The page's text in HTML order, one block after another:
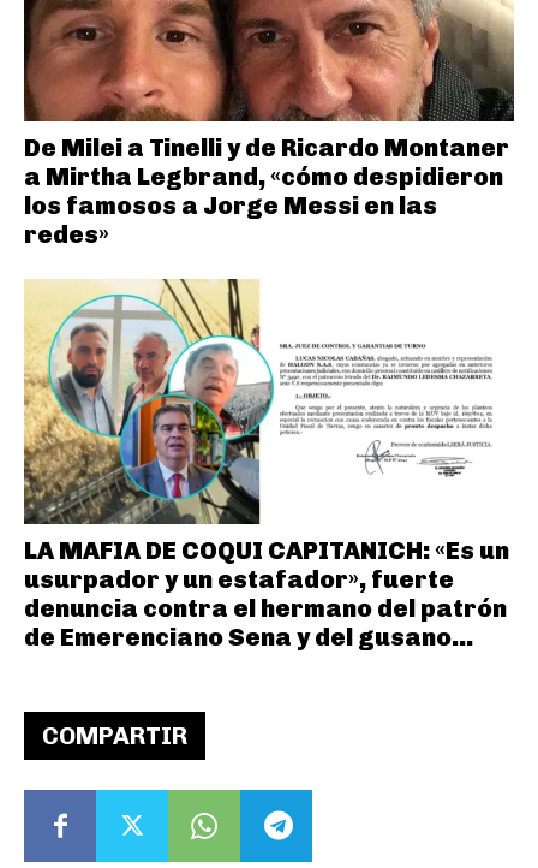
COMPARTIR
De Milei a Tinelli y de Ricardo Montaner
a Mirtha Legbrand, «cómo despidieron
los famosos a Jorge Messi en las
redes»
LA MAFIA DE COQUI CAPITANICH: «Es un
usurpador y un estafador», fuerte
denuncia contra el hermano del patrón
de Emerenciano Sena y del gusano...